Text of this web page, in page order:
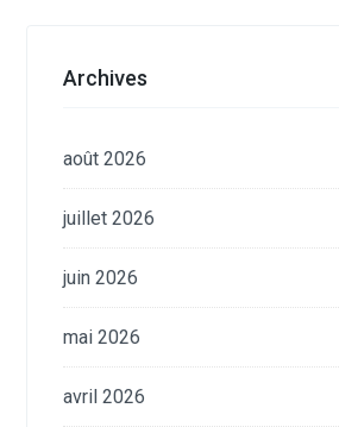
Archives
août 2026
juillet 2026
juin 2026
mai 2026
avril 2026